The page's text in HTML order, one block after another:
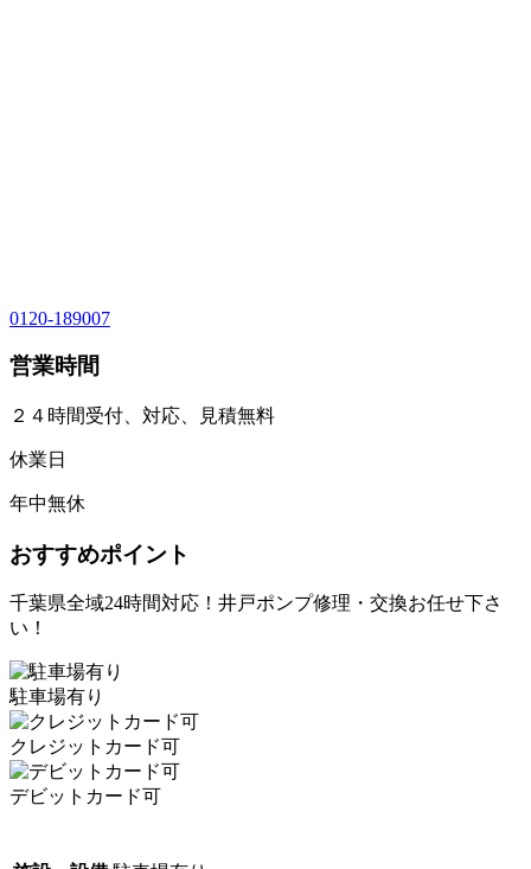
0120-189007
営業時間
２４時間受付、対応、見積無料
休業日
年中無休
おすすめポイント
千葉県全域24時間対応！井戸ポンプ修理・交換お任せ下さ
い！
駐車場有り
クレジットカード可
デビットカード可